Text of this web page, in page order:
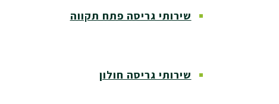
שירותי גריסה פתח תקווה
שירותי גריסה חולון